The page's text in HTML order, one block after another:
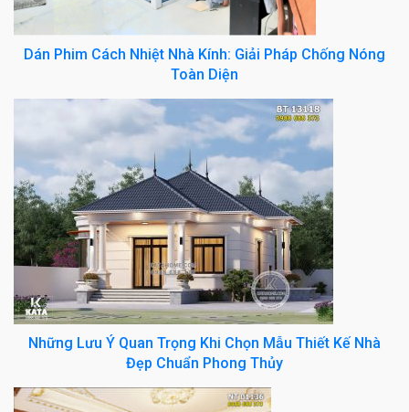
Dán Phim Cách Nhiệt Nhà Kính: Giải Pháp Chống Nóng
Toàn Diện
Những Lưu Ý Quan Trọng Khi Chọn Mẫu Thiết Kế Nhà
Đẹp Chuẩn Phong Thủy